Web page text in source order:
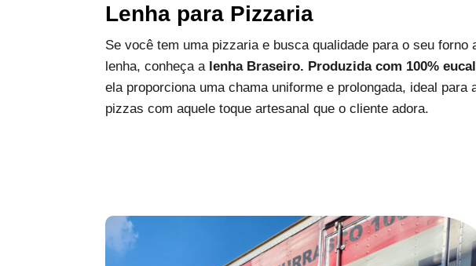
Lenha para Pizzaria
Se você tem uma pizzaria e busca qualidade para o seu forno
lenha, conheça a lenha Braseiro. Produzida com 100%
ela proporciona uma chama uniforme e prolongada, ideal para
pizzas com aquele toque artesanal que o cliente adora.